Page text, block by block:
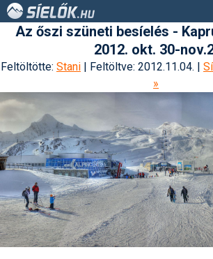
Az őszi szüneti besíelés -
2012. okt. 30-
Feltöltötte: Stani | Feltöltve: 2012.11.04. |
»